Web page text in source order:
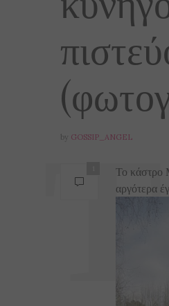
by GOSSIP_ANGEL
Το κάστρο
αργότερα